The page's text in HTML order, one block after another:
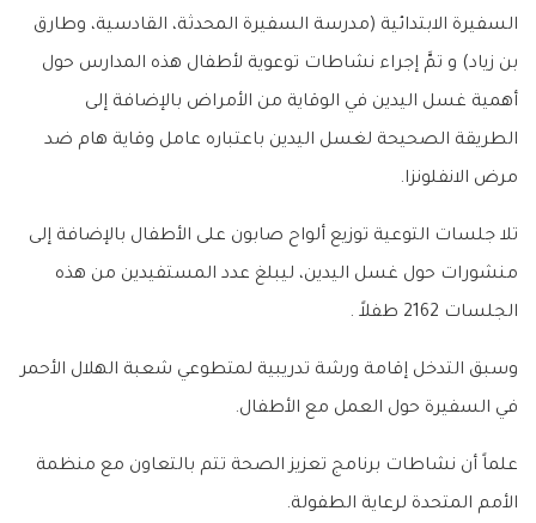
السفيرة الابتدائية (مدرسة السفيرة المحدثة، القادسية، وطارق
بن زياد) و تمَّ إجراء نشاطات توعوية لأطفال هذه المدارس حول
أهمية غسل اليدين في الوقاية من الأمراض بالإضافة إلى
الطريقة الصحيحة لغسل اليدين باعتباره عامل وقاية هام ضد
مرض الانفلونزا.
تلا جلسات التوعية توزيع ألواح صابون على الأطفال بالإضافة إلى
منشورات حول غسل اليدين، ليبلغ عدد المستفيدين من هذه
الجلسات 2162 طفلاً .
وسبق التدخل إقامة ورشة تدريبية لمتطوعي شعبة الهلال الأحمر
في السفيرة حول العمل مع الأطفال.
علماً أن نشاطات برنامج تعزيز الصحة تتم بالتعاون مع منظمة
الأمم المتحدة لرعاية الطفولة.